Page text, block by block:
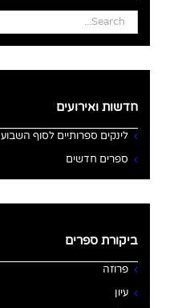
Search
for:
חדשות ואירועים
לינקים ספרותיים לסוף השבוע
ספרים חדשים
ביקורת ספרים
פרוזה
עיון